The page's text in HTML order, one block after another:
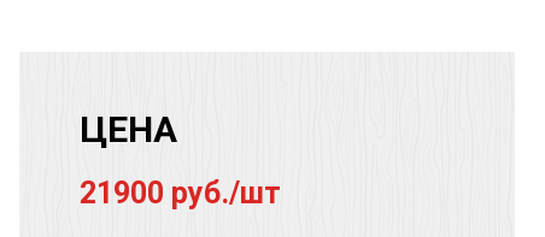
ЦЕНА
21900 руб./шт